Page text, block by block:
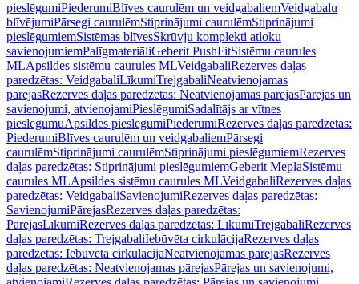
pieslēgumiPiederumiBlīves caurulēm un veidgabaliemVeidgabalu
blīvējumiPārsegi caurulēmStiprinājumi caurulēmStiprinājumi
pieslēgumiemSistēmas blīvesSkrūvju komplekti atloku
savienojumiemPalīgmateriāliGeberit PushFitSistēmu caurules
MLApsildes sistēmu caurules MLVeidgabaliRezerves daļas
paredzētas: VeidgabaliLīkumiTrejgabaliNeatvienojamas
pārejasRezerves daļas paredzētas: Neatvienojamas pārejasPārejas un
savienojumi, atvienojamiPieslēgumiSadalītājs ar vītnes
pieslēgumuApsildes pieslēgumiPiederumiRezerves daļas paredzētas:
PiederumiBlīves caurulēm un veidgabaliemPārsegi
caurulēmStiprinājumi caurulēmStiprinājumi pieslēgumiemRezerves
daļas paredzētas: Stiprinājumi pieslēgumiemGeberit MeplaSistēmu
caurules MLApsildes sistēmu caurules MLVeidgabaliRezerves daļas
paredzētas: VeidgabaliSavienojumiRezerves daļas paredzētas:
SavienojumiPārejasRezerves daļas paredzētas:
PārejasLīkumiRezerves daļas paredzētas: LīkumiTrejgabaliRezerves
daļas paredzētas: TrejgabaliIebūvēta cirkulācijaRezerves daļas
paredzētas: Iebūvēta cirkulācijaNeatvienojamas pārejasRezerves
daļas paredzētas: Neatvienojamas pārejasPārejas un savienojumi,